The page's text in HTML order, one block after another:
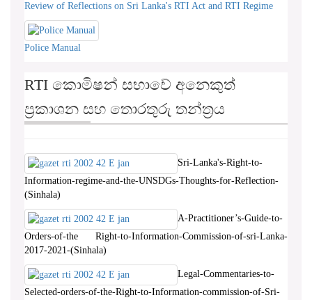
Review of Reflections on Sri Lanka's RTI Act and RTI Regime
Police Manual
RTI කොමිෂන් සභාවේ අනෙකුත්
ප්‍රකාශන සහ තොරතුරු තන්ත්‍රය
Sri-Lanka's-Right-to-
Information-regime-and-the-UNSDGs-Thoughts-for-Reflection-
(Sinhala)
A-Practitioner’s-Guide-to-
Orders-of-the Right-to-Information-Commission-of-sri-Lanka-
2017-2021-(Sinhala)
Legal-Commentaries-to-
Selected-orders-of-the-Right-to-Information-commission-of-Sri-